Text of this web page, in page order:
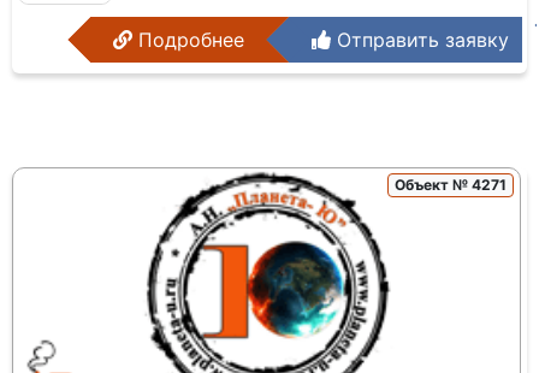
Подробнее Отправить заявку
Объект № 4271